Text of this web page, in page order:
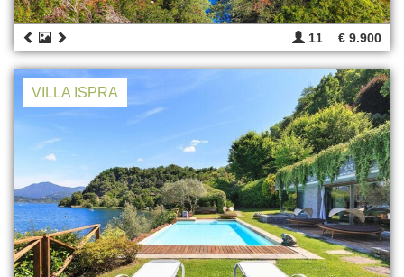
11 € 9.900
VILLA ISPRA